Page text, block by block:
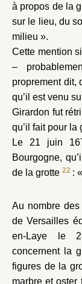
à propos de la
sur le lieu, du
milieu ».
Cette mention
–
proprement dit,
qu’il est venu
Girardon fut
qu’il fait pour la
Le 21 juin
Bourgogne,
de la grotte 22:
Au nombre
de Versailles
en-Laye le
concernent la
figures de la
marbre et oster